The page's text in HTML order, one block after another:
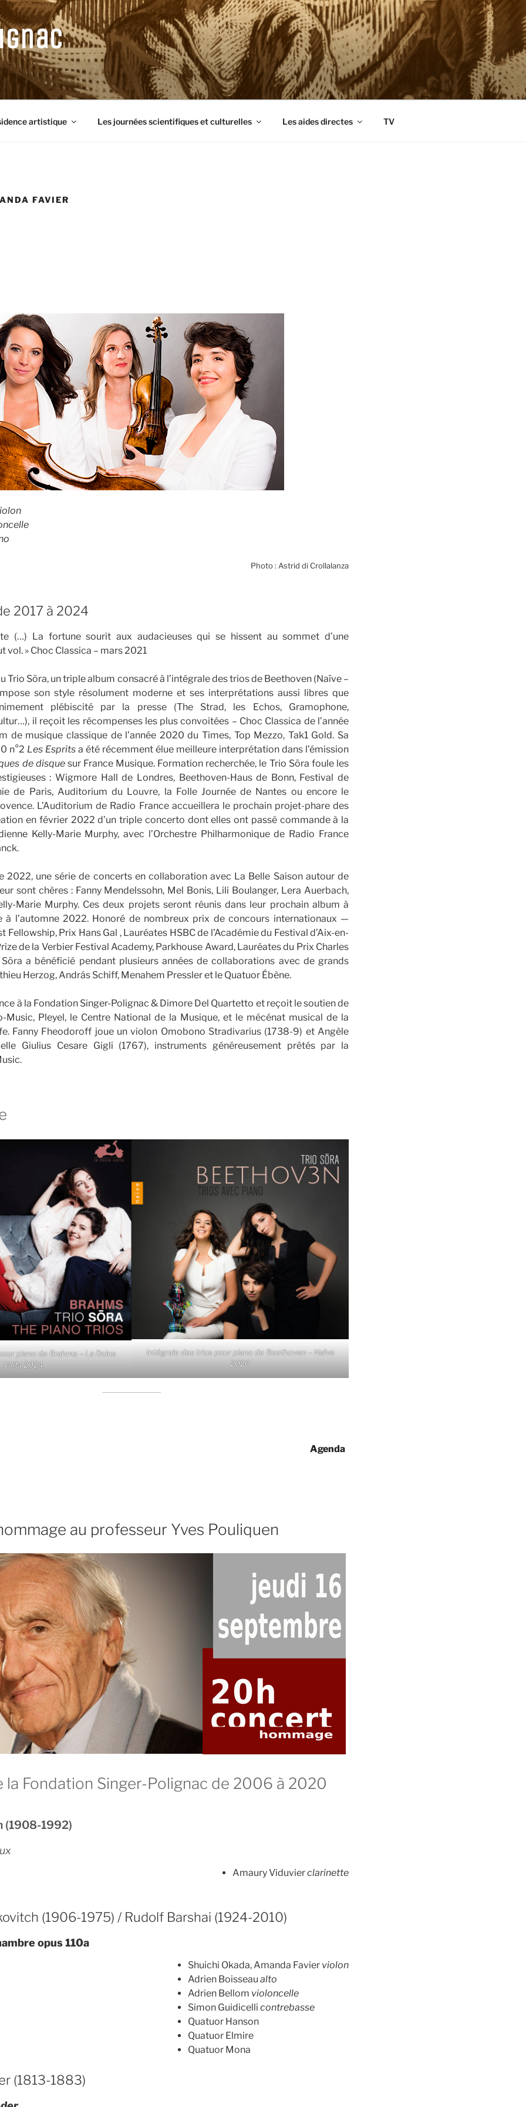
artistique Les journées scientifiques et culturelles Les aides directes TV
FAVIER
Photo : Astrid di Crollalanza
2017 à 2024
(…) La fortune sourit aux audacieuses qui se hissent au sommet d’une
vol. » Choc Classica – mars 2021
Trio Sōra, un triple album consacré à l’intégrale des trios de Beethoven (Naïve –
son style résolument moderne et ses interprétations aussi libres que
plébiscité par la presse (The Strad, les Echos, Gramophone,
il reçoit les récompenses les plus convoitées – Choc Classica de l’année
de musique classique de l’année 2020 du Times, Top Mezzo, Tak1 Gold. Sa
n°2 Les Esprits a été récemment élue meilleure interprétation dans l’émission
de disquesur France Musique. Formation recherchée, le Trio Sōra foule les
: Wigmore Hall de Londres, Beethoven-Haus de Bonn, Festival de
de Paris, Auditorium du Louvre, la Folle Journée de Nantes ou encore le
L’Auditorium de Radio France accueillera le prochain projet-phare des
en février 2022 d’un triple concerto dont elles ont passé commande à la
Kelly-Marie Murphy, avec l’Orchestre Philharmonique de Radio France
2022, une série de concerts en collaboration avec La Belle Saison autour de
sont chères : Fanny Mendelssohn, Mel Bonis, Lili Boulanger, Lera Auerbach,
Marie Murphy. Ces deux projets seront réunis dans leur prochain album à
à l’automne 2022. Honoré de nombreux prix de concours internationaux —
Prix Hans Gal , Lauréates HSBC de l’Académie du Festival d’Aix-en-
de la Verbier Festival Academy, Parkhouse Award, Lauréates du Prix Charles
a bénéficié pendant plusieurs années de collaborations avec de grands
Herzog, András Schiff, Menahem Pressler et le Quatuor Ébène.
à la Fondation Singer-Polignac & Dimore Del Quartetto et reçoit le soutien de
Music, Pleyel, le Centre National de la Musique, et le mécénat musical de la
Fanny Fheodoroff joue un violon Omobono Stradivarius (1738-9) et Angèle
Giulius Cesare Gigli (1767), instruments généreusement prêtés par la
piano de Brahms – La Dolce
Volta 2024
Intégrale des trios pour piano de Beethoven – Naïve
2020
Agenda
au professeur Yves Pouliquen
la Fondation Singer-Polignac de 2006 à 2020
(1908-1992)
Amaury Viduvierclarinette
(1906-1975) / Rudolf Barshai (1924-2010)
opus 110a
Shuichi Okada, Amanda Favier violon
Adrien Boisseau alto
Adrien Bellom violoncelle
Simon Guidicelli contrebasse
Quatuor Hanson
Quatuor Elmire
Quatuor Mona
(1813-1883)